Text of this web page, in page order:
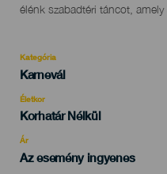
élénk szabadtéri táncot,
Kategória
Categoría
evento
Karnevál
Életkor
Edad
Korhatár Nélkül
Ár
Az esemény ingyenes